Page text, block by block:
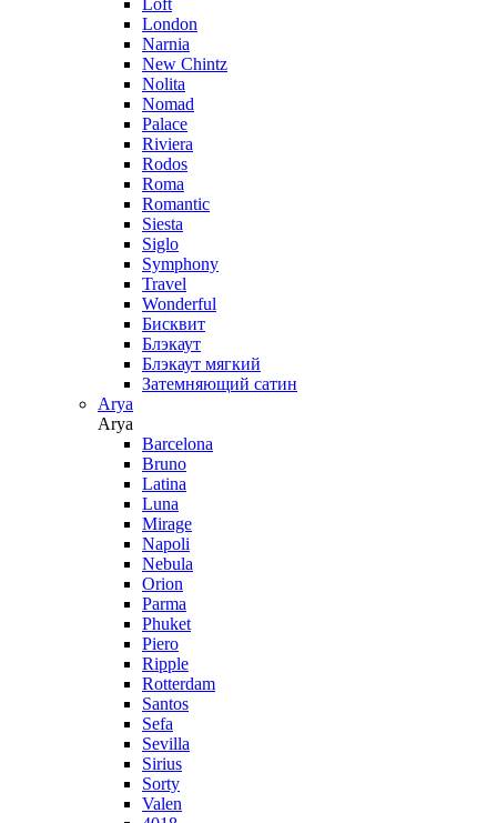
Loft
London
Narnia
New Chintz
Nolita
Nomad
Palace
Riviera
Rodos
Roma
Romantic
Siesta
Siglo
Symphony
Travel
Wonderful
Бисквит
Блэкаут
Блэкаут мягкий
Затемняющий сатин
Arya
Arya
Barcelona
Bruno
Latina
Luna
Mirage
Napoli
Nebula
Orion
Parma
Phuket
Piero
Ripple
Rotterdam
Santos
Sefa
Sevilla
Sirius
Sorty
Valen